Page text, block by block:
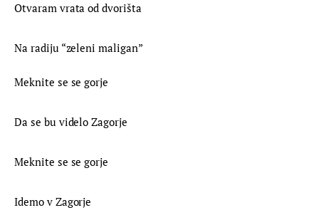
Otvaram vrata od dvorišta
Na radiju “zeleni maligan”
Meknite se se gorje
Da se bu videlo Zagorje
Meknite se se gorje
Idemo v Zagorje